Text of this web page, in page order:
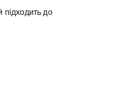
до